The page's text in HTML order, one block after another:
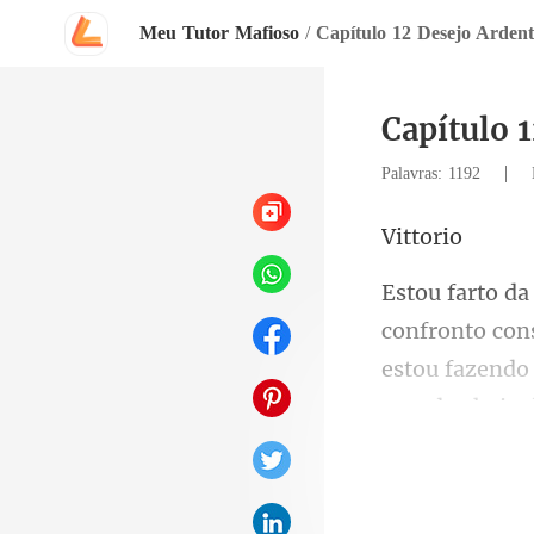
Meu Tutor Mafioso / Capítulo 12 Desejo
Capítulo
Palavras: 1192 |
tt
estou